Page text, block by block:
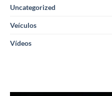
Uncategorized
Veículos
Vídeos